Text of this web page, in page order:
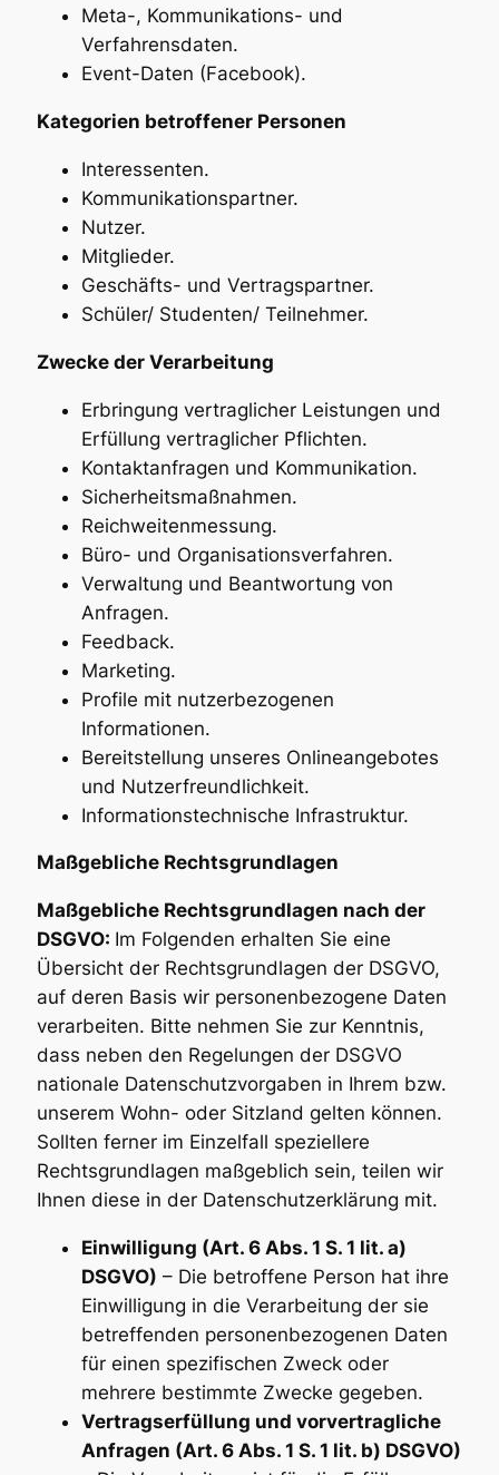
Meta-, Kommunikations- und
Verfahrensdaten.
Event-Daten (Facebook).
Kategorien betroffener Personen
Interessenten.
Kommunikationspartner.
Nutzer.
Mitglieder.
Geschäfts- und Vertragspartner.
Schüler/ Studenten/ Teilnehmer.
Zwecke der Verarbeitung
Erbringung vertraglicher Leistungen und
Erfüllung vertraglicher Pflichten.
Kontaktanfragen und Kommunikation.
Sicherheitsmaßnahmen.
Reichweitenmessung.
Büro- und Organisationsverfahren.
Verwaltung und Beantwortung von
Anfragen.
Feedback.
Marketing.
Profile mit nutzerbezogenen
Informationen.
Bereitstellung unseres Onlineangebotes
und Nutzerfreundlichkeit.
Informationstechnische Infrastruktur.
Maßgebliche Rechtsgrundlagen
Maßgebliche Rechtsgrundlagen nach der
DSGVO: Im Folgenden erhalten Sie eine
Übersicht der Rechtsgrundlagen der DSGVO,
auf deren Basis wir personenbezogene Daten
verarbeiten. Bitte nehmen Sie zur Kenntnis,
dass neben den Regelungen der DSGVO
nationale Datenschutzvorgaben in Ihrem bzw.
unserem Wohn- oder Sitzland gelten können.
Sollten ferner im Einzelfall speziellere
Rechtsgrundlagen maßgeblich sein, teilen wir
Ihnen diese in der Datenschutzerklärung mit.
Einwilligung (Art. 6 Abs. 1 S. 1 lit. a)
DSGVO) – Die betroffene Person hat ihre
Einwilligung in die Verarbeitung der sie
betreffenden personenbezogenen Daten
für einen spezifischen Zweck oder
mehrere bestimmte Zwecke gegeben.
Vertragserfüllung und vorvertragliche
Anfragen (Art. 6 Abs. 1 S. 1 lit. b) DSGVO)